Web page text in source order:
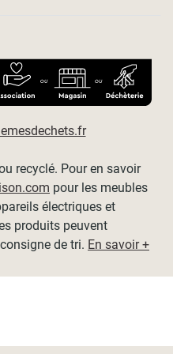
recyclé. Pour en savoir
pour les meubles
électriques et
produits peuvent
de tri. En savoir +